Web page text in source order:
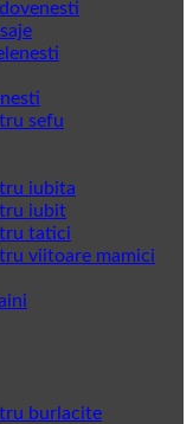
sefu
iubita
iubit
tatici
viitoare mamici
burlacite